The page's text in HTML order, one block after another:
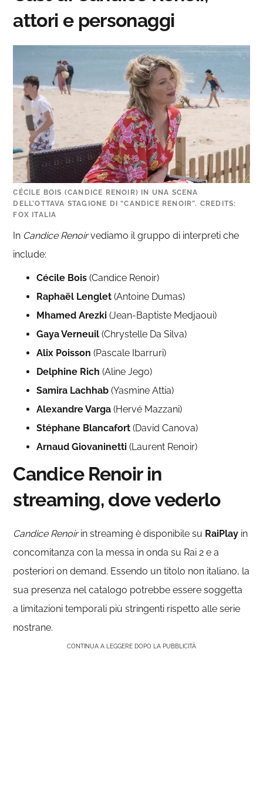
attori e personaggi
CÉCILE BOIS (CANDICE RENOIR) IN UNA SCENA
DELL’OTTAVA STAGIONE DI “CANDICE RENOIR”. CREDITS:
FOX ITALIA
In Candice Renoir vediamo il gruppo di interpreti che
include:
Cécile Bois (Candice Renoir)
Raphaël Lenglet (Antoine Dumas)
Mhamed Arezki (Jean-Baptiste Medjaoui)
Gaya Verneuil (Chrystelle Da Silva)
Alix Poisson (Pascale Ibarruri)
Delphine Rich (Aline Jego)
Samira Lachhab (Yasmine Attia)
Alexandre Varga (Hervé Mazzani)
Stéphane Blancafort (David Canova)
Arnaud Giovaninetti (Laurent Renoir)
Candice Renoir in
streaming, dove vederlo
Candice Renoirin streaming è disponibile su RaiPlay in
concomitanza con la messa in onda su Rai 2 e a
posteriori on demand. Essendo un titolo non italiano, la
sua presenza nel catalogo potrebbe essere soggetta
a limitazioni temporali più stringenti rispetto alle serie
nostrane.
CONTINUA A LEGGERE DOPO LA PUBBLICITÀ